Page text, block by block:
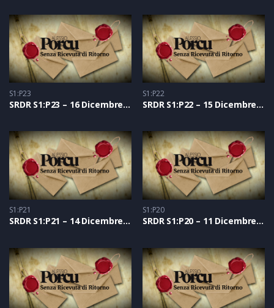
S1:P23
SRDR S1:P23 – 16 Dicembre 2020
S1:P22
SRDR S1:P22 – 15 Dicembre 2020
S1:P21
SRDR S1:P21 – 14 Dicembre 2020
S1:P20
SRDR S1:P20 – 11 Dicembre 2020